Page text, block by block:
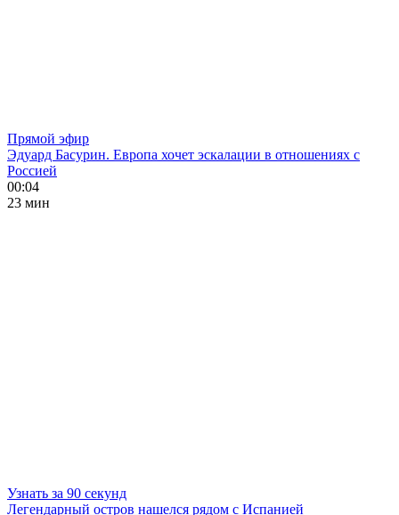
Прямой эфир
Эдуард Басурин. Европа хочет эскалации в отношениях с
Россией
00:04
23 мин
Узнать за 90 секунд
Легендарный остров нашелся рядом с Испанией